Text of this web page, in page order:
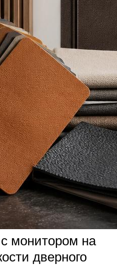
монитором на
дверного